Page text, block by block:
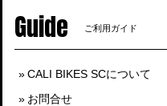
Guide ご利用ガイド
CALI BIKES SCについて
お問合せ